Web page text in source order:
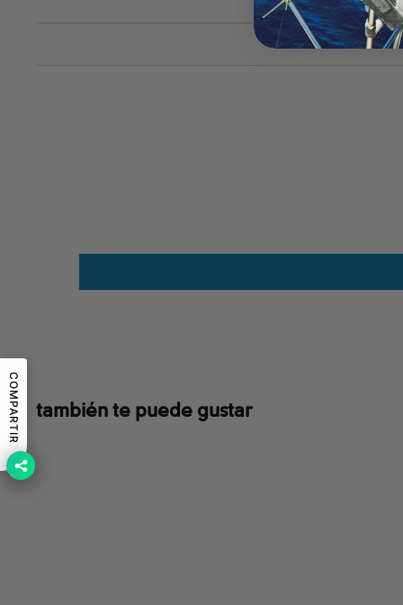
también te puede gustar
COMPARTIR